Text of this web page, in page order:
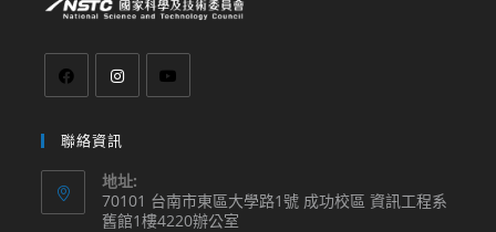
聯絡資訊
地址:
70101 台南市東區大學路1號 成功校區 資訊工程系
舊館1樓4220辦公室